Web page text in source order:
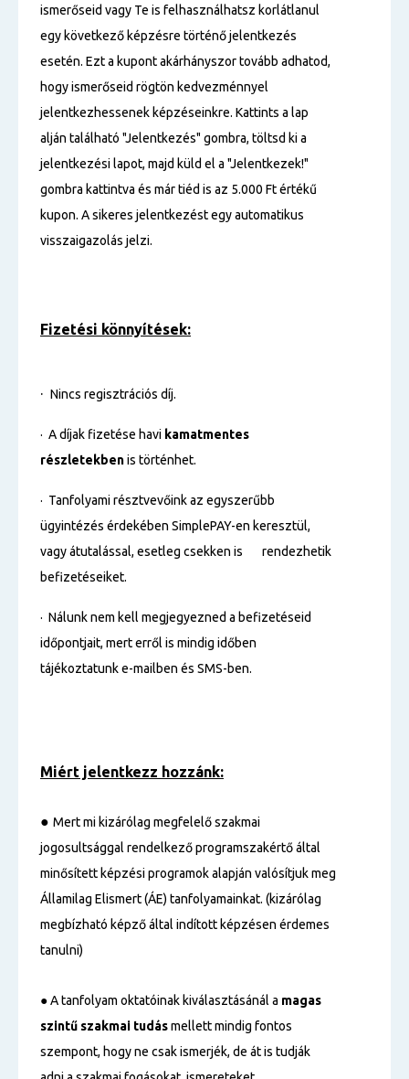
ismerőseid vagy Te is felhasználhatsz korlátlanul
egy következő képzésre történő jelentkezés
esetén. Ezt a kupont akárhányszor tovább adhatod,
hogy ismerőseid rögtön kedvezménnyel
jelentkezhessenek képzéseinkre. Kattints a lap
alján található "Jelentkezés" gombra, töltsd ki a
jelentkezési lapot, majd küld el a "Jelentkezek!"
gombra kattintva és már tiéd is az 5.000 Ft értékű
kupon. A sikeres jelentkezést egy automatikus
visszaigazolás jelzi.
Fizetési könnyítések:
· Nincs regisztrációs díj.
· A díjak fizetése havi kamatmentes
részletekbenis történhet.
· Tanfolyami résztvevőink az egyszerűbb
ügyintézés érdekében SimplePAY-en keresztül,
vagy átutalással, esetleg csekken is rendezhetik
befizetéseiket.
· Nálunk nem kell megjegyezned a befizetéseid
időpontjait, mert erről is mindig időben
tájékoztatunk e-mailben és SMS-ben.
Miért jelentkezz hozzánk:
● Mert mi kizárólag megfelelő szakmai
jogosultsággal rendelkező programszakértő által
minősített képzési programok alapján valósítjuk meg
Államilag Elismert (ÁE) tanfolyamainkat. (kizárólag
megbízható képző által indított képzésen érdemes
tanulni)
● A tanfolyam oktatóinak kiválasztásánál a magas
szintű szakmai tudásmellett mindig fontos
szempont, hogy ne csak ismerjék, de át is tudják